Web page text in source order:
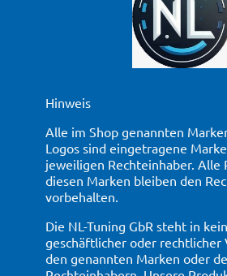
Hinweis
Alle im Shop genannten
Logos sind eingetragene
jeweiligen Rechteinhaber. Alle
diesen Marken bleiben den
vorbehalten.
Die NL-Tuning GbR steht in
geschäftlicher oder rechtlicher
den genannten Marken oder